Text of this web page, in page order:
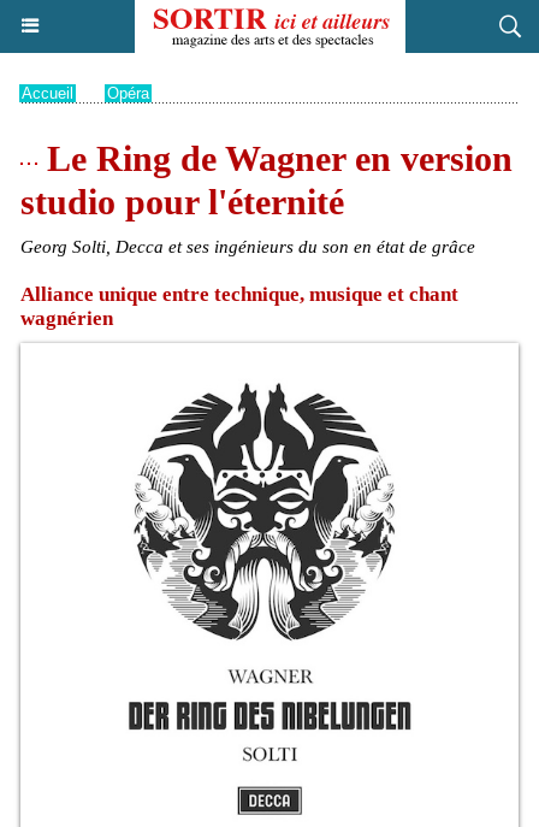
Accueil Opéra
Le Ring de Wagner en version
studio pour l'éternité
Georg Solti, Decca et ses ingénieurs du son en état de grâce
Alliance unique entre technique, musique et chant
wagnérien